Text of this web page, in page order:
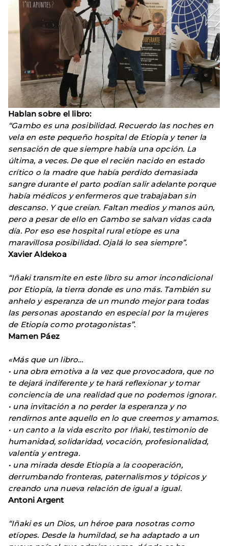
Hablan sobre el libro:
“Gambo es una posibilidad. Recuerdo las noches en
vela en este pequeño hospital de Etiopía y tener la
sensación de que siempre había una opción. La
última, a veces. De que el recién nacido en estado
crítico o la madre que había perdido demasiada
sangre durante el parto podían salir adelante porque
había médicos y enfermeros que trabajaban sin
descanso. Y que creían. Faltan medios y manos aún,
pero a pesar de ello en Gambo se salvan vidas cada
día. Por eso ese hospital rural etíope es una
maravillosa posibilidad. Ojalá lo sea siempre”.
Xavier Aldekoa
“Iñaki transmite en este libro su amor incondicional
por Etiopía, la tierra donde es uno más. También su
anhelo y esperanza de un mundo mejor para todas
las personas apostando en especial por la mujeres
de Etiopía como protagonistas”.
Mamen Páez
«Más que un libro…
• una obra emotiva a la vez que provocadora, que no
te dejará indiferente y te hará reflexionar y tomar
conciencia de una realidad que no podemos ignorar.
• una invitación a no perder la esperanza y no
rendirnos ante aquello en lo que creemos y amamos.
• un canto a la vida escrito por Iñaki, testimonio de
humanidad, solidaridad, vocación, profesionalidad,
valentía y entrega.
• una mirada desde Etiopía a la cooperación,
derrumbando fronteras, paternalismos y tópicos y
creando una nueva relación de igual a igual.
Antoni Argent
“Iñaki es un Dios, un héroe para nosotras como
etíopes. Desde la humildad, se ha adaptado a un